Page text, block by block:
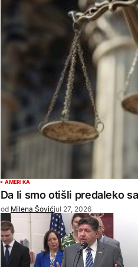
AMERIKA
Da li smo otišli predaleko
od Milena Šovićjul 27, 2026